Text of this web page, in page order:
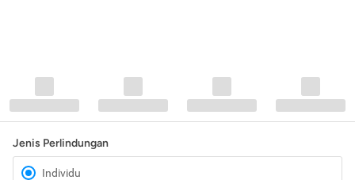
Jenis Perlindungan
Individu